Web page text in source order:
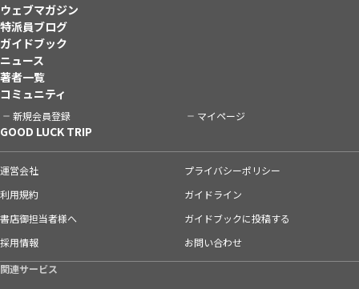
ウェブマガジン
特派員ブログ
ガイドブック
ニュース
著者一覧
コミュニティ
新規会員登録 マイページ
GOOD LUCK TRIP
運営会社
プライバシーポリシー
利用規約
ガイドライン
書店御担当者様へ
ガイドブックに投稿する
採用情報
お問い合わせ
関連サービス